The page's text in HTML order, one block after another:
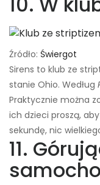
Źródło: Świergot
Sirens to klub ze
stanie Ohio. Według
Praktycznie można
ich dzieci proszą,
sekundę, nic
11.